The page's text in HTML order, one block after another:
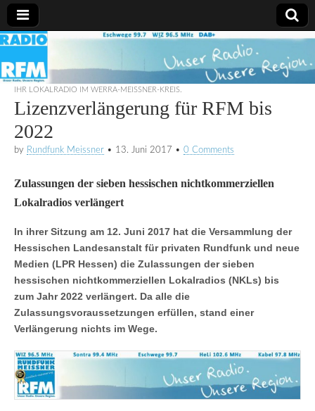
Radio
RFM
IHR LOKALRADIO IM WERRA-MEISSNER-KREIS.
Lizenzverlängerung für RFM bis
2022
by Rundfunk Meissner • 13. Juni 2017 • 0 Comments
Zulassungen der sieben hessischen nichtkommerziellen
Lokalradios verlängert
In ihrer Sitzung am 12. Juni 2017 hat die Versammlung der
Hessischen Landesanstalt für privaten Rundfunk und neue
Medien (LPR Hessen) die Zulassungen der sieben
hessischen nichtkommerziellen Lokalradios (NKLs) bis
zum Jahr 2022 verlängert. Da alle die
Zulassungsvoraussetzungen erfüllen, stand einer
Verlängerung nichts im Wege.